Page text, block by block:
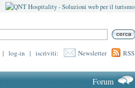
| log-in | iscriviti: Newsletter RSS
Forum